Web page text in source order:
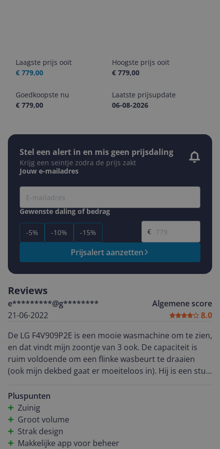
Laagste prijs ooit
€ 779,00
Hoogste prijs ooit
€ 779,00
Goedkoopste nu
€ 779,00
Laatste prijsupdate
06-08-2026
Stel een alert in en mis geen prijsdaling
Krijg een seintje zodra de prijs zakt
Jouw e-mailadres
Gewenste daling of bedrag
-5% -10% -15%
Gewenste prijs
€
Prijsalert aanzetten
Reviews
e*********@g********
21-06-2022
Algemene score
8.0
De LG F4V909P2E is een mooie wasmachine om te zien,
en dat vindt mijn zoontje van 3 ook. De capaciteit is
ruim voldoende om een flinke wasbeurt te draaien
(ook mijn dekbed gaat er moeiteloos in). Hij is een stuk
enorm fijn is. Het verkorte programma TurboWash
zorgt dat je snel een goede wasbeurt kan doen, met
kleine kinderen is dat een groot voordeel. De machine
maakt vrij weinig geluid (zeker met het speciale
nachtprogramma). Via de app kun je de voortgang van
Pluspunten
Zuinig
Groot volume
Strak design
Makkelijke app voor beheer